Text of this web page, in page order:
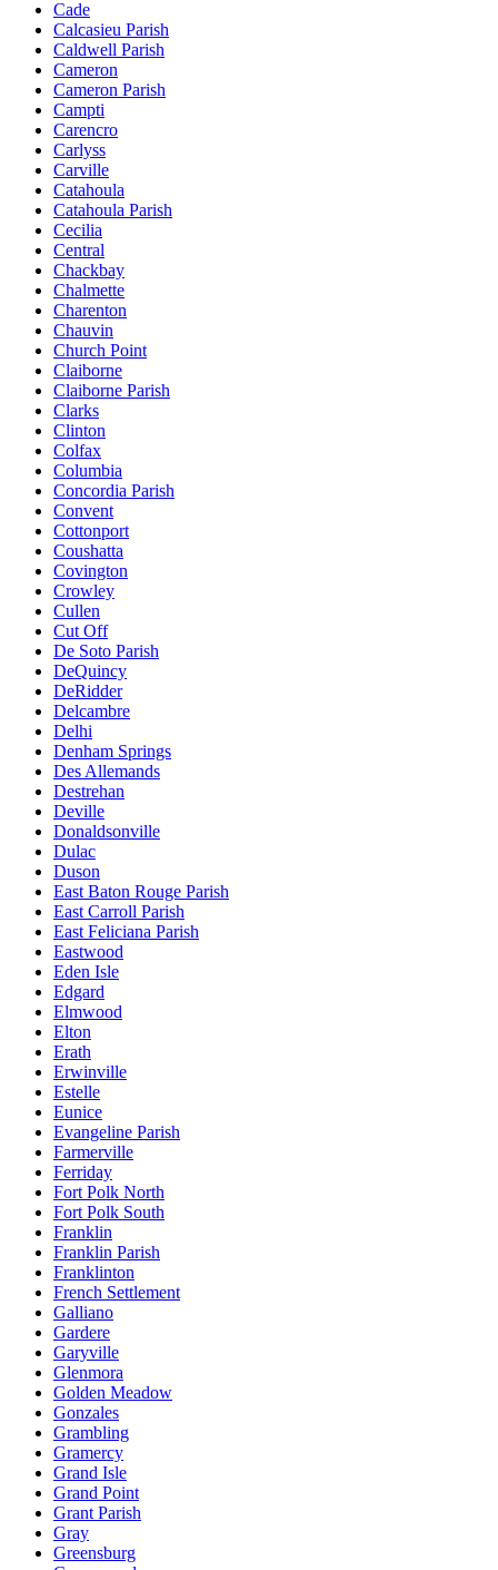
Cade
Calcasieu Parish
Caldwell Parish
Cameron
Cameron Parish
Campti
Carencro
Carlyss
Carville
Catahoula
Catahoula Parish
Cecilia
Central
Chackbay
Chalmette
Charenton
Chauvin
Church Point
Claiborne
Claiborne Parish
Clarks
Clinton
Colfax
Columbia
Concordia Parish
Convent
Cottonport
Coushatta
Covington
Crowley
Cullen
Cut Off
De Soto Parish
DeQuincy
DeRidder
Delcambre
Delhi
Denham Springs
Des Allemands
Destrehan
Deville
Donaldsonville
Dulac
Duson
East Baton Rouge Parish
East Carroll Parish
East Feliciana Parish
Eastwood
Eden Isle
Edgard
Elmwood
Elton
Erath
Erwinville
Estelle
Eunice
Evangeline Parish
Farmerville
Ferriday
Fort Polk North
Fort Polk South
Franklin
Franklin Parish
Franklinton
French Settlement
Galliano
Gardere
Garyville
Glenmora
Golden Meadow
Gonzales
Grambling
Gramercy
Grand Isle
Grand Point
Grant Parish
Gray
Greensburg